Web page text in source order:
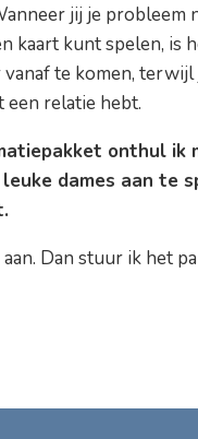
jij je probleem
kaart kunt spelen, is
te komen, terwijl
een relatie hebt.
onthul ik
dames aan te
Dan stuur ik het